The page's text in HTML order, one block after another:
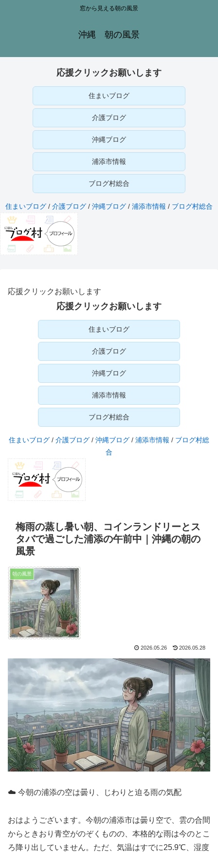
窓から見える朝の風景
沖縄 朝の風景
応援クリックお願いします
住まいブログ
介護ブログ
沖縄ブログ
浦添市情報
ブログ村総合
住まいブログ / 介護ブログ / 沖縄ブログ / 浦添市情報 / ブログ村総合
応援クリックお願いします
応援クリックお願いします
住まいブログ
介護ブログ
沖縄ブログ
浦添市情報
ブログ村総合
住まいブログ / 介護ブログ / 沖縄ブログ / 浦添市情報 / ブログ村総
合
梅雨の蒸し暑い朝、コインランドリーとス
タバで過ごした浦添の午前中｜沖縄の朝の
風景
朝の風景
2026.05.26 2026.05.28
☁️ 今朝の浦添の空は曇り、じわりと迫る雨の気配
おはようございます。今朝の浦添市は曇り空で、雲の合間
からときおり青空がのぞくものの、本格的な雨は今のとこ
ろ降り出していません。ただ、気温はすでに25.9℃、湿度